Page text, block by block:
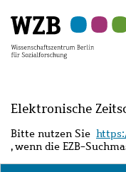
Hauptinhalt
springen
Navigation
springen
Suche
springen
Sekundärnavigation
springen
Fußzeile
springen
Elektronische
Bitte nutzen Sie
, wenn die EZB-